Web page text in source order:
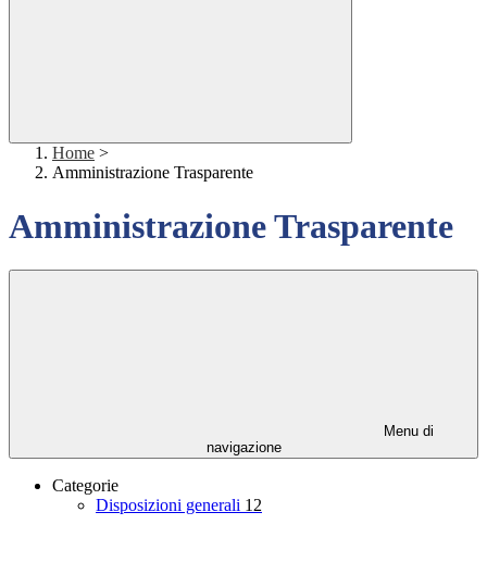
Home >
Amministrazione Trasparente
Amministrazione Trasparente
Menu di
navigazione
Categorie
Disposizioni generali 12